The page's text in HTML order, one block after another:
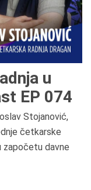
u
EP 074
Stojanović,
četkarske
započetu davne